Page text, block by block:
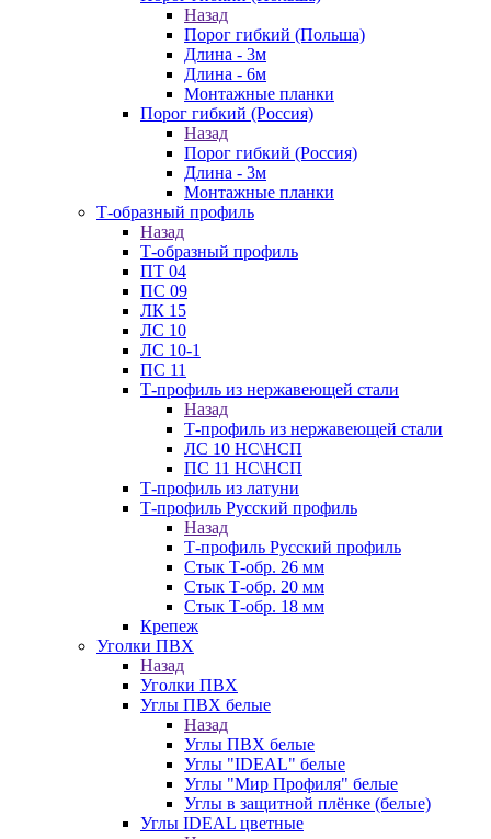
Назад
Порог гибкий (Польша)
Длина - 3м
Длина - 6м
Монтажные планки
Порог гибкий (Россия)
Назад
Порог гибкий (Россия)
Длина - 3м
Монтажные планки
Т-образный профиль
Назад
Т-образный профиль
ПТ 04
ПС 09
ЛК 15
ЛС 10
ЛС 10-1
ПС 11
Т-профиль из нержавеющей стали
Назад
Т-профиль из нержавеющей стали
ЛС 10 НС\НСП
ПС 11 НС\НСП
Т-профиль из латуни
Т-профиль Русский профиль
Назад
Т-профиль Русский профиль
Стык Т-обр. 26 мм
Стык Т-обр. 20 мм
Стык Т-обр. 18 мм
Крепеж
Уголки ПВХ
Назад
Уголки ПВХ
Углы ПВХ белые
Назад
Углы ПВХ белые
Углы "IDEAL" белые
Углы "Мир Профиля" белые
Углы в защитной плёнке (белые)
Углы IDEAL цветные